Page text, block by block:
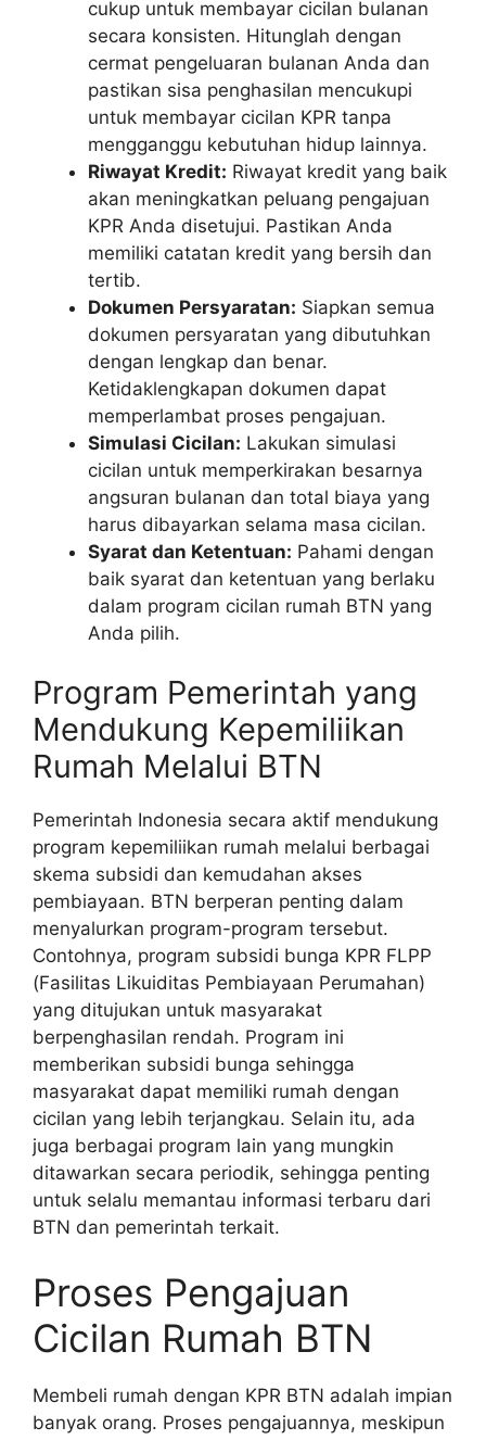
cukup untuk membayar cicilan bulanan
secara konsisten. Hitunglah dengan
cermat pengeluaran bulanan Anda dan
pastikan sisa penghasilan mencukupi
untuk membayar cicilan KPR tanpa
mengganggu kebutuhan hidup lainnya.
Riwayat Kredit: Riwayat kredit yang baik
akan meningkatkan peluang pengajuan
KPR Anda disetujui. Pastikan Anda
memiliki catatan kredit yang bersih dan
tertib.
Dokumen Persyaratan: Siapkan semua
dokumen persyaratan yang dibutuhkan
dengan lengkap dan benar.
Ketidaklengkapan dokumen dapat
memperlambat proses pengajuan.
Simulasi Cicilan: Lakukan simulasi
cicilan untuk memperkirakan besarnya
angsuran bulanan dan total biaya yang
harus dibayarkan selama masa cicilan.
Syarat dan Ketentuan: Pahami dengan
baik syarat dan ketentuan yang berlaku
dalam program cicilan rumah BTN yang
Anda pilih.
Program Pemerintah yang
Mendukung Kepemiliikan
Rumah Melalui BTN
Pemerintah Indonesia secara aktif mendukung
program kepemiliikan rumah melalui berbagai
skema subsidi dan kemudahan akses
pembiayaan. BTN berperan penting dalam
menyalurkan program-program tersebut.
Contohnya, program subsidi bunga KPR FLPP
(Fasilitas Likuiditas Pembiayaan Perumahan)
yang ditujukan untuk masyarakat
berpenghasilan rendah. Program ini
memberikan subsidi bunga sehingga
masyarakat dapat memiliki rumah dengan
cicilan yang lebih terjangkau. Selain itu, ada
juga berbagai program lain yang mungkin
ditawarkan secara periodik, sehingga penting
untuk selalu memantau informasi terbaru dari
BTN dan pemerintah terkait.
Proses Pengajuan
Cicilan Rumah BTN
Membeli rumah dengan KPR BTN adalah impian
banyak orang. Proses pengajuannya, meskipun